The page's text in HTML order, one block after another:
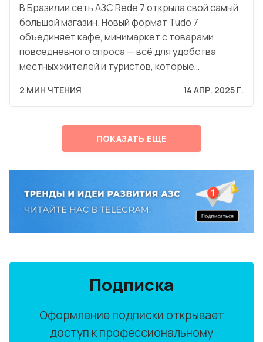
В Бразилии сеть АЗС Rede 7 открыла свой самый
большой магазин. Новый формат Tudo 7
объединяет кафе, минимаркет с товарами
повседневного спроса — всё для удобства
местных жителей и туристов, которые…
2 МИН ЧТЕНИЯ 14 АПР. 2025 Г.
ПОКАЗАТЬ ЕЩЕ
Подписка
Оформление подписки открывает
доступ к профессиональному